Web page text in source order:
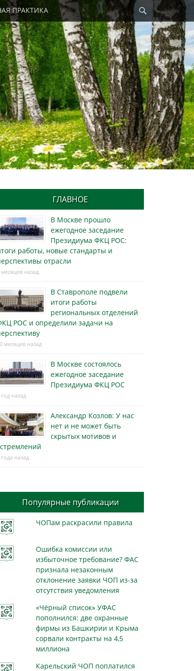
ПРАКТИКА
Найти
ГЛАВНОЕ
В Москве прошло
ежегодное заседание
Президиума ФКЦ РОС:
работы, новые стандарты и
отрасли
месяцев назад
В Ставрополе подвели
итоги работы
региональных отделений
РОС и определили задачи на
месяцев назад
В Москве состоялось
ежегодное заседание
Президиума ФКЦ РОС
год назад
Александр Козлов: У нас
нет и не может быть
скрытых мотивов и
назад
Популярные публикации
ЧОПам раскрасили правила
Ошибка комиссии или
избыточное требование? ФАС
признала незаконным
отклонение заявки ЧОП из-за
отсутствия уведомления
«Чёрный список» УФАС
пополнился: две охранные
фирмы из Башкирии и Крыма
сорвали контракты на 4,5
миллиона
Карельский ЧОП поплатился